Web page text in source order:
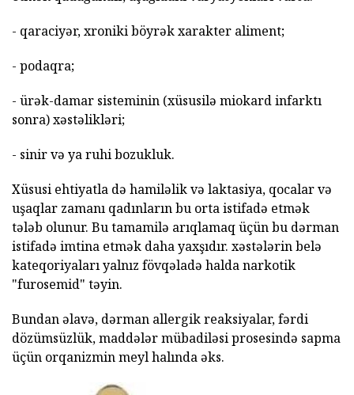
- qaraciyər, xroniki böyrək xarakter aliment;
- podaqra;
- ürək-damar sisteminin (xüsusilə miokard infarktı
sonra) xəstəlikləri;
- sinir və ya ruhi bozukluk.
Xüsusi ehtiyatla də hamiləlik və laktasiya, qocalar və
uşaqlar zamanı qadınların bu orta istifadə etmək
tələb olunur. Bu tamamilə arıqlamaq üçün bu dərman
istifadə imtina etmək daha yaxşıdır. xəstələrin belə
kateqoriyaları yalnız fövqəladə halda narkotik
"furosemid" təyin.
Bundan əlavə, dərman allergik reaksiyalar, fərdi
dözümsüzlük, maddələr mübadiləsi prosesində sapma
üçün orqanizmin meyl halında əks.